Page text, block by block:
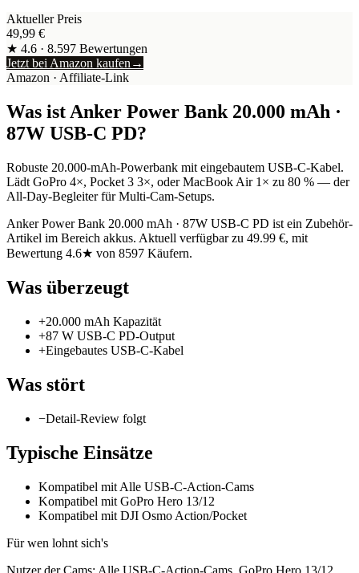
Aktueller Preis
49,99 €
★ 4.6 · 8.597 Bewertungen
Jetzt bei Amazon kaufen→
Amazon · Affiliate-Link
Was istAnker Power Bank 20.000 mAh ·
87W USB-C PD?
Robuste 20.000-mAh-Powerbank mit eingebautem USB-C-Kabel.
Lädt GoPro 4×, Pocket 3 3×, oder MacBook Air 1× zu 80 % — der
All-Day-Begleiter für Multi-Cam-Setups.
Anker Power Bank 20.000 mAh · 87W USB-C PD ist ein Zubehör-
Artikel im Bereich akkus. Aktuell verfügbar zu 49.99 €, mit
Bewertung 4.6★ von 8597 Käufern.
Was überzeugt
+20.000 mAh Kapazität
+87 W USB-C PD-Output
+Eingebautes USB-C-Kabel
Was stört
−Detail-Review folgt
Typische Einsätze
Kompatibel mit Alle USB-C-Action-Cams
Kompatibel mit GoPro Hero 13/12
Kompatibel mit DJI Osmo Action/Pocket
Für wen lohnt sich's
Nutzer der Cams: Alle USB-C-Action-Cams, GoPro Hero 13/12.